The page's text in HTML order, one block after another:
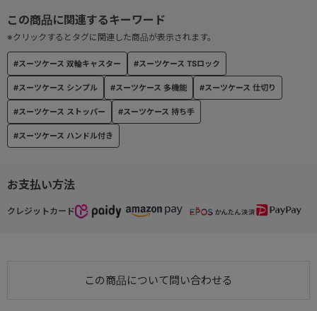
●横向きでも使いやすい設計
サイドハンドル付きで、横向きでも持ち運びが可能。
グライド付きで、横向きでの床置きも安定します。
お支払い方法
クレジットカード
この商品について問い合わせる
#スーツケース 双輪キャスター #スーツケース TSロック
#スーツケース シンプル #スーツケース 多機能 #スーツケース 仕切り
#スーツケース ストッパー #スーツケース 持ち手
#スーツケース ハンドル付き
※クリックするとタグに関連した商品が表示されます。